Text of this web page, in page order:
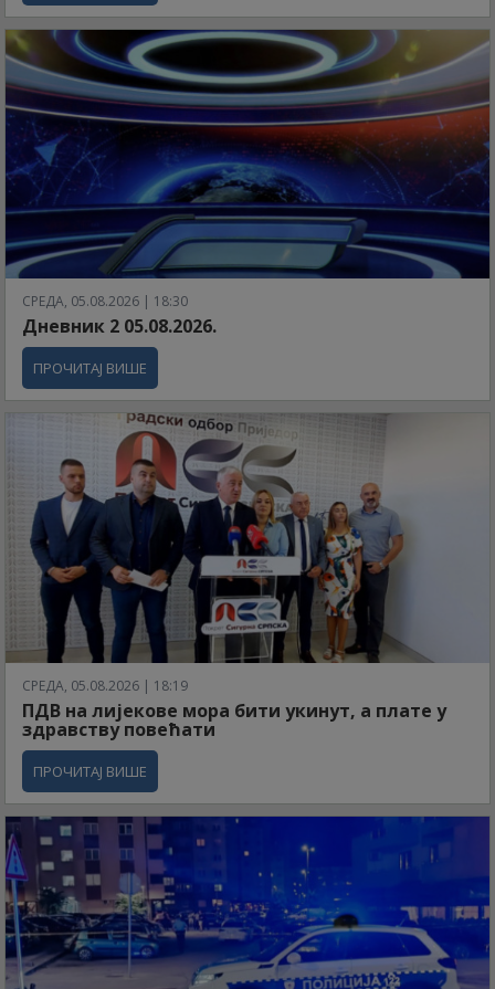
СРЕДА, 05.08.2026 | 18:30
Дневник 2 05.08.2026.
ПРОЧИТАЈ ВИШЕ
СРЕДА, 05.08.2026 | 18:19
ПДВ на лијекове мора бити укинут, а плате у
здравству повећати
ПРОЧИТАЈ ВИШЕ